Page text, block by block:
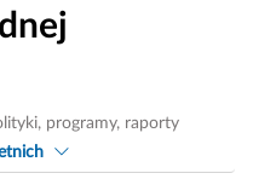
programy, raporty